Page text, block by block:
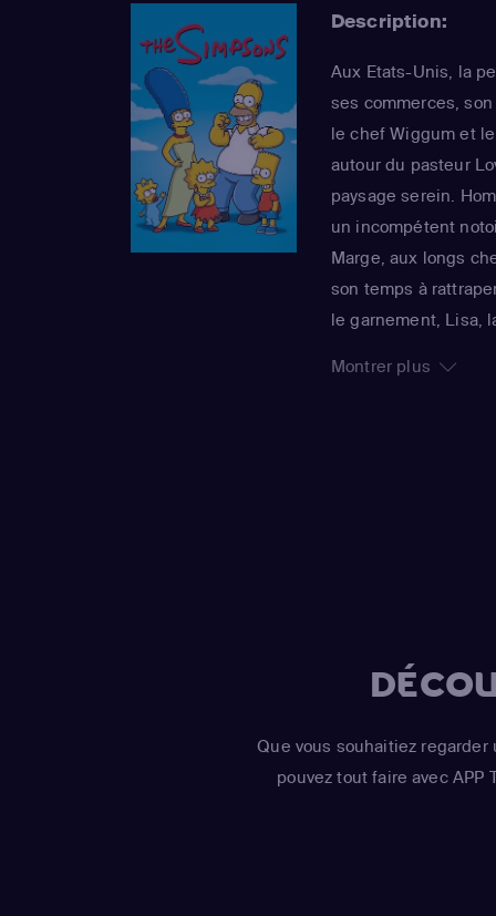
Description:
Aux Etats-Unis, la
ses commerces,
le chef Wiggum et
autour du pasteur
paysage serein.
un incompétent
Marge, aux longs
son temps à
le garnement, Lisa,
foyer. La série
Montrer plus
Que vous souhaitiez
pouvez tout faire avec APP